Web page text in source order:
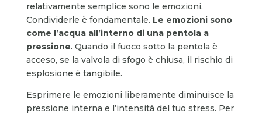
relativamente semplice sono le emozioni.
Condividerle è fondamentale. Le emozioni sono
come l’acqua all’interno di una pentola a
pressione. Quando il fuoco sotto la pentola è
acceso, se la valvola di sfogo è chiusa, il rischio di
esplosione è tangibile.
Esprimere le emozioni liberamente diminuisce la
pressione interna e l’intensità del tuo stress. Per